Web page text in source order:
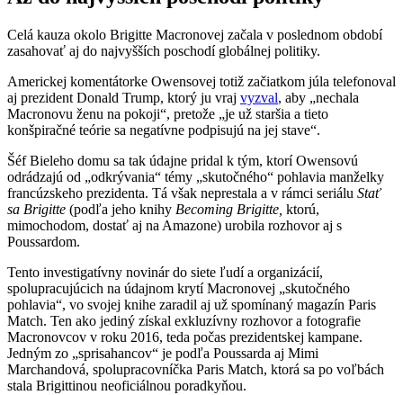
Celá kauza okolo Brigitte Macronovej začala v poslednom období
zasahovať aj do najvyšších poschodí globálnej politiky.
Americkej komentátorke Owensovej totiž začiatkom júla telefonoval
aj prezident Donald Trump, ktorý ju vraj vyzval, aby „nechala
Macronovu ženu na pokoji“, pretože „je už staršia a tieto
konšpiračné teórie sa negatívne podpisujú na jej stave“.
Šéf Bieleho domu sa tak údajne pridal k tým, ktorí Owensovú
odrádzajú od „odkrývania“ témy „skutočného“ pohlavia manželky
francúzskeho prezidenta. Tá však neprestala a v rámci seriálu Stať
sa Brigitte (podľa jeho knihy Becoming Brigitte, ktorú,
mimochodom, dostať aj na Amazone) urobila rozhovor aj s
Poussardom.
Tento investigatívny novinár do siete ľudí a organizácií,
spolupracujúcich na údajnom krytí Macronovej „skutočného
pohlavia“, vo svojej knihe zaradil aj už spomínaný magazín Paris
Match. Ten ako jediný získal exkluzívny rozhovor a fotografie
Macronovcov v roku 2016, teda počas prezidentskej kampane.
Jedným zo „sprisahancov“ je podľa Poussarda aj Mimi
Marchandová, spolupracovníčka Paris Match, ktorá sa po voľbách
stala Brigittinou neoficiálnou poradkyňou.